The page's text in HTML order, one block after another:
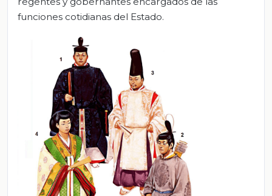
funciones cotidianas del Estado.